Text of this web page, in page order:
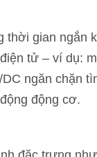
thời gian ngắn
tử – ví dụ:
ngăn chặn
động cơ.